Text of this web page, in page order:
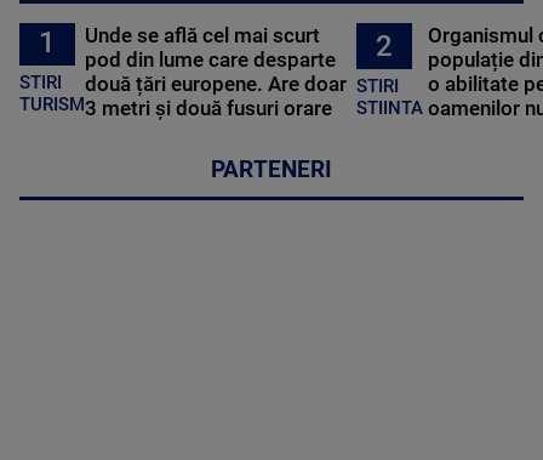
1
STIRI
TURISM
Unde se află cel mai scurt
pod din lume care desparte
două țări europene. Are doar
3 metri și două fusuri orare
2
STIRI
STIINTA
Organismul
populație
o abilitate
oamenilor
PARTENERI